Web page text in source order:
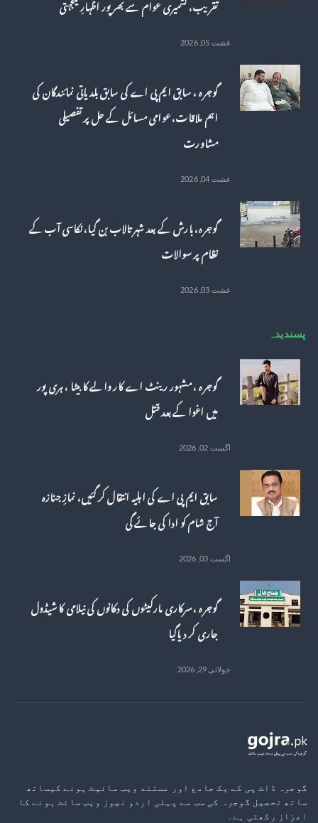
غشت 05, 2026
گوجرہ ، سابق ایم پی اے کی سابق بلدیاتی نمائندگان کی
اہم ملاقات، عوامی مسائل کے حل پر تفصیلی
مشاورت
غشت 04, 2026
گوجرہ، بارش کے بعد شہر تالاب بن گیا، نکاسی آب کے
نظام پر سوالات
غشت 03, 2026
پسندیدہ
گوجرہ ، مشہور رینٹ اے کار والے کا بیٹا ، ہری پور
میں اغوا کے بعد قتل
اگست 02, 2026
سابق ایم پی اے کی اہلیہ انتقال کر گئیں، نمازِ جنازہ
آج شام کو ادا کی جائے گی
اگست 03, 2026
گوجرہ ، سرکاری مارکیٹوں کی دکانوں کی نیلامی کا شیڈول
جاری کر دیاگیا
جولائی 29, 2026
گوجرہ ڈاٹ پی کے یک جامع اور مستند ویب سائیٹ ہونے کیساتھ
ساتھ تحصیل گوجرہ کی سب سے پہلی اردو نیوز ویب سائٹ ہونے کا
اعزاز رکھتی ہے۔